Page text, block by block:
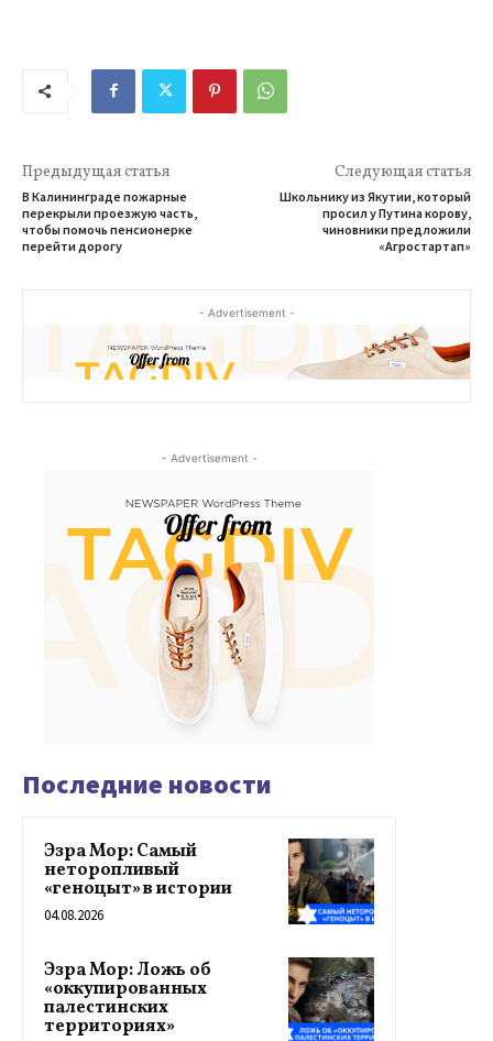
Предыдущая статья
В Калининграде пожарные
перекрыли проезжую часть,
чтобы помочь пенсионерке
перейти дорогу
Следующая статья
Школьнику из Якутии, который
просил у Путина корову,
чиновники предложили
«Агростартап»
- Advertisement -
- Advertisement -
Последние новости
Эзра Мор: Самый
неторопливый
«геноцыт» в истории
04.08.2026
Эзра Мор: Ложь об
«оккупированных
палестинских
территориях»